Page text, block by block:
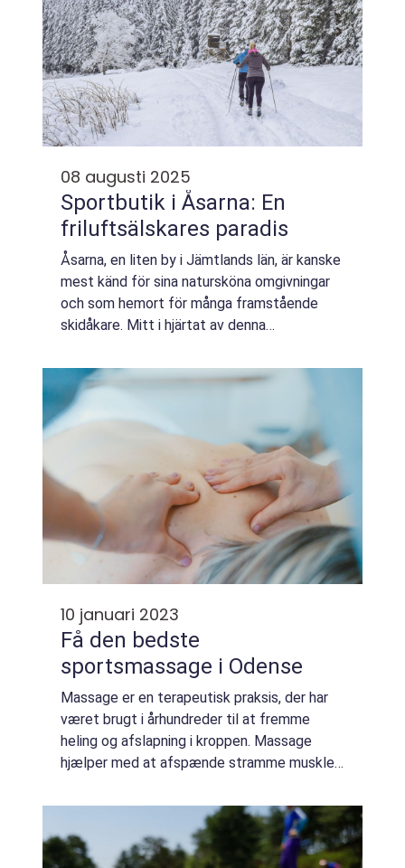
08 augusti 2025
Sportbutik i Åsarna: En
friluftsälskares paradis
Åsarna, en liten by i Jämtlands län, är kanske
mest känd för sina natursköna omgivningar
och som hemort för många framstående
skidåkare. Mitt i hjärtat av denna
10 januari 2023
Få den bedste
sportsmassage i Odense
Massage er en terapeutisk praksis, der har
været brugt i århundreder til at fremme
heling og afslapning i kroppen. Massage
hjælper med at afspænde stramme muskler
stress eller skader. Regelmæssig massage